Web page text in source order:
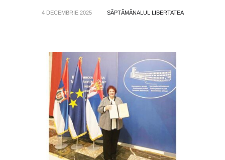
4 DECEMBRIE 2025 SĂPTĂMÂNALUL LIBERTATEA